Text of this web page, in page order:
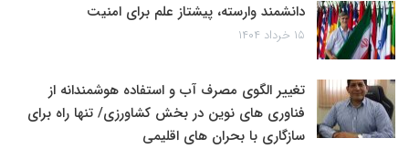
دانشمند وارسته، پیشتاز علم برای امنیت
۱۵ خرداد ۱۴۰۴
تغییر الگوی مصرف آب و استفاده هوشمندانه از
فناوری های نوین در بخش کشاورزی/ تنها راه برای
سازگاری با بحران های اقلیمی